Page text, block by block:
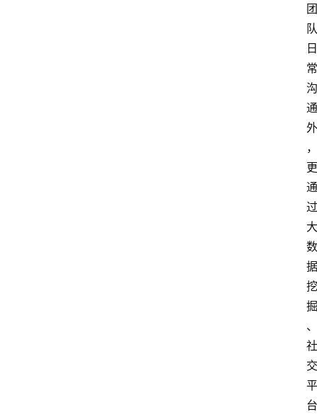
团
队
日
常
沟
通
外
，
更
通
过
大
数
据
挖
掘
、
社
交
平
台